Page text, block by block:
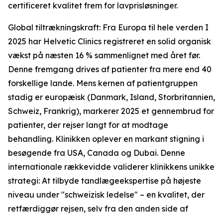
certificeret kvalitet frem for lavprisløsninger.
Global tiltrækningskraft: Fra Europa til hele verden I
2025 har Helvetic Clinics registreret en solid organisk
vækst på næsten 16 % sammenlignet med året før.
Denne fremgang drives af patienter fra mere end 40
forskellige lande. Mens kernen af patientgruppen
stadig er europæisk (Danmark, Island, Storbritannien,
Schweiz, Frankrig), markerer 2025 et gennembrud for
patienter, der rejser langt for at modtage
behandling. Klinikken oplever en markant stigning i
besøgende fra USA, Canada og Dubai. Denne
internationale rækkevidde validerer klinikkens unikke
strategi: At tilbyde tandlægeekspertise på højeste
niveau under "schweizisk ledelse" – en kvalitet, der
retfærdiggør rejsen, selv fra den anden side af